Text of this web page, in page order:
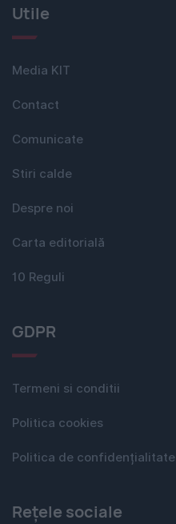
Utile
Media KIT
Contact
Comunicate
Stiri calde
Despre noi
Carta editorială
10 Reguli
GDPR
Termeni si conditii
Politica cookies
Politica de confidențialitate
Rețele sociale